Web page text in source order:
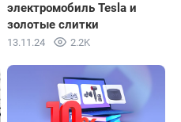
электромобиль Tesla и
золотые слитки
13.11.24 2.2K